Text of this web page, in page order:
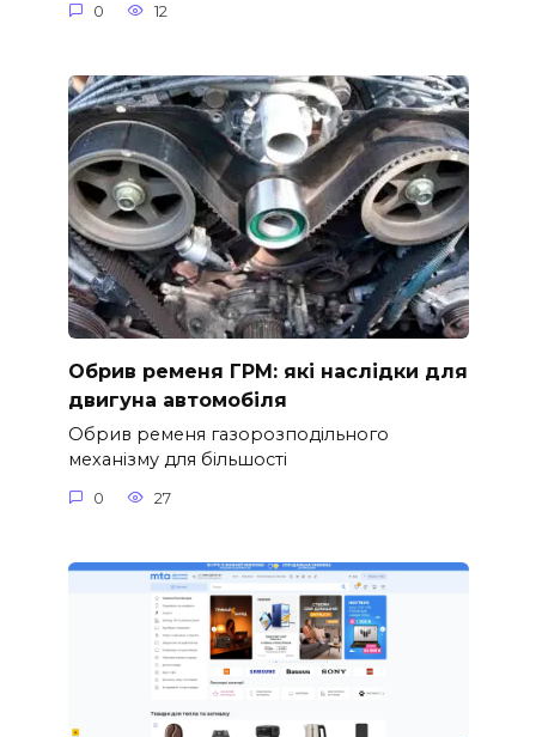
0 12
Обрив ременя ГРМ: які наслідки для
двигуна автомобіля
Обрив ременя газорозподільного
механізму для більшості
0 27